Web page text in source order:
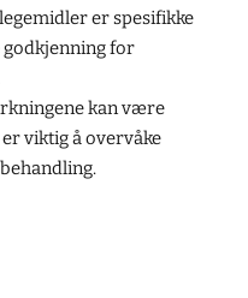
er spesifikke
for
kan være
viktig å overvåke